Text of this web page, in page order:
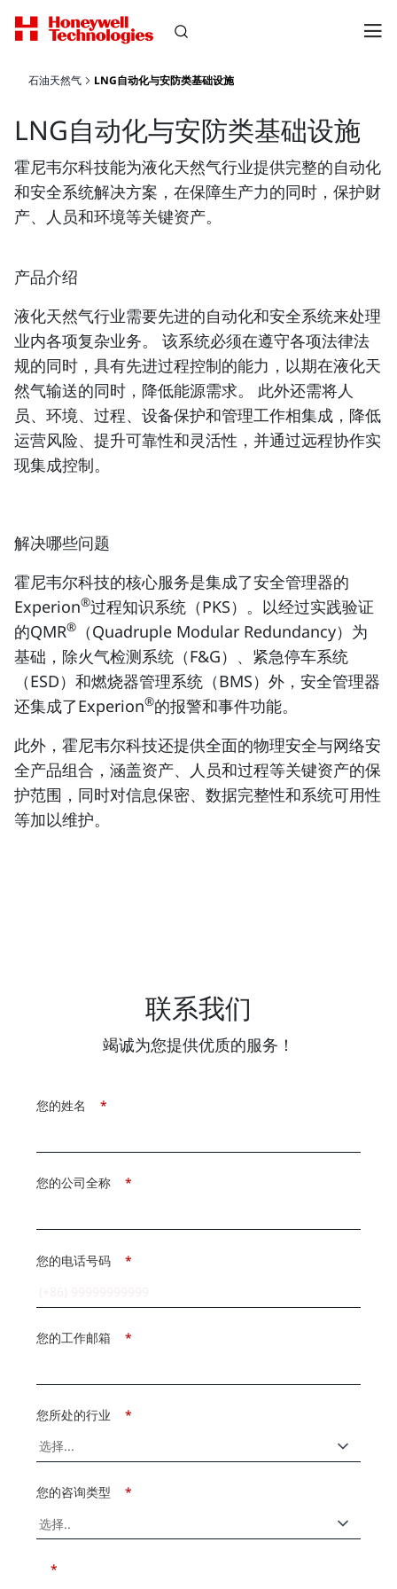
石油天然气 LNG自动化与安防类基础设施
LNG自动化与安防类基础设施
霍尼韦尔科技能为液化天然气行业提供完整的自动化
和安全系统解决方案，在保障生产力的同时，保护财
产、人员和环境等关键资产。
产品介绍
液化天然气行业需要先进的自动化和安全系统来处理
业内各项复杂业务。 该系统必须在遵守各项法律法
规的同时，具有先进过程控制的能力，以期在液化天
然气输送的同时，降低能源需求。 此外还需将人
员、环境、过程、设备保护和管理工作相集成，降低
运营风险、提升可靠性和灵活性，并通过远程协作实
现集成控制。
解决哪些问题
霍尼韦尔科技的核心服务是集成了安全管理器的
Experion®过程知识系统（PKS）。以经过实践验证
的QMR®
（Quadruple Modular Redundancy）为
基础，除火气检测系统（F&G）、紧急停车系统
（ESD）和燃烧器管理系统（BMS）外，安全管理器
还集成了Experion®的报警和事件功能。
此外，霍尼韦尔科技还提供全面的物理安全与网络安
全产品组合，涵盖资产、人员和过程等关键资产的保
护范围，同时对信息保密、数据完整性和系统可用性
等加以维护。
联系我们
竭诚为您提供优质的服务！
*
您的姓名
*
您的公司全称
*
您的电话号码
*
您的工作邮箱
*
您所处的行业
*
您的咨询类型
*